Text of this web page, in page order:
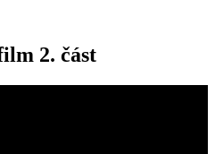
2. část